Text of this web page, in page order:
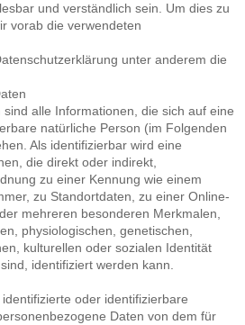
und verständlich sein. Um dies zu
vorab die verwendeten
unter anderem die
alle Informationen, die sich auf eine
natürliche Person (im Folgenden
Als identifizierbar wird eine
die direkt oder indirekt,
zu einer Kennung wie einem
zu Standortdaten, zu einer Online-
mehreren besonderen Merkmalen,
physiologischen, genetischen,
kulturellen oder sozialen Identität
identifiziert werden kann.
oder identifizierbare
Daten von dem für